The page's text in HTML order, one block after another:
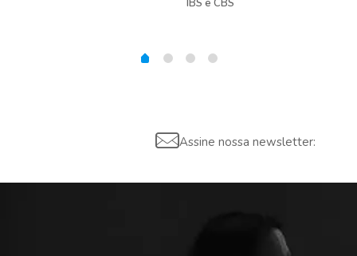
IBS e CBS
Assine nossa newsletter: